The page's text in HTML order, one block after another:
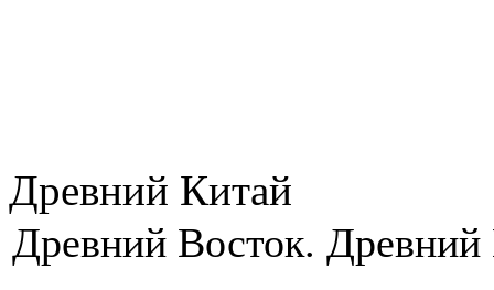
Древний Китай
Древний Восток. Древний